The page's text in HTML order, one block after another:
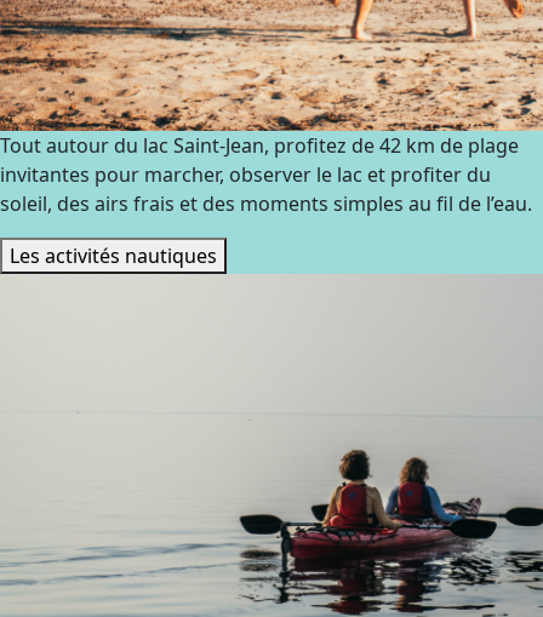
Tout autour du lac Saint-Jean, profitez de 42 km de plage
invitantes pour marcher, observer le lac et profiter du
soleil, des airs frais et des moments simples au fil de l’eau.
Les activités nautiques